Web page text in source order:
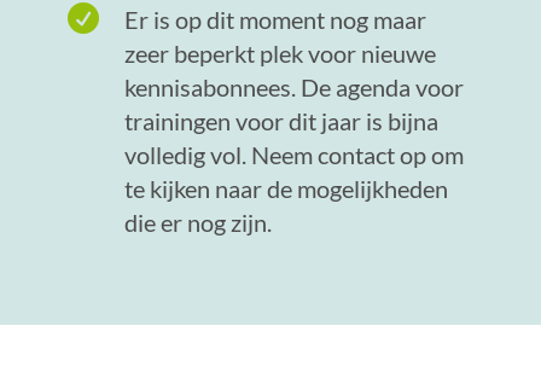

Er is op dit moment nog maar
zeer beperkt plek voor nieuwe
kennisabonnees. De agenda voor
trainingen voor dit jaar is bijna
volledig vol. Neem contact op om
te kijken naar de mogelijkheden
die er nog zijn.